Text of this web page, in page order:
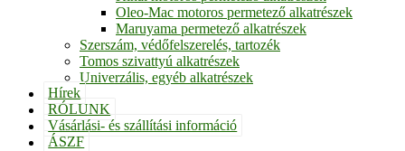
Oleo-Mac motoros permetező alkatrészek
Maruyama permetező alkatrészek
Szerszám, védőfelszerelés, tartozék
Tomos szivattyú alkatrészek
Univerzális, egyéb alkatrészek
Hírek
RÓLUNK
Vásárlási- és szállítási információ
ÁSZF